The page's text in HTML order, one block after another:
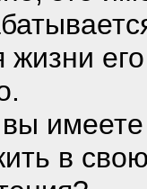
жизни
имеете
в